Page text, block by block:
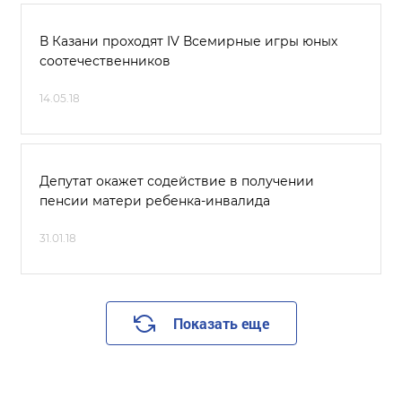
В Казани проходят IV Всемирные игры юных
соотечественников
14.05.18
Депутат окажет содействие в получении
пенсии матери ребенка-инвалида
31.01.18
Показать еще